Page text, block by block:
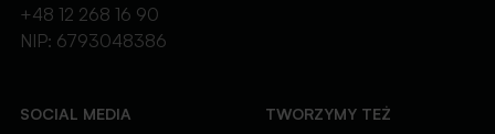
+48 12 268 16 90
NIP: 6793048386
SOCIAL MEDIA TWORZYMY TEŻ